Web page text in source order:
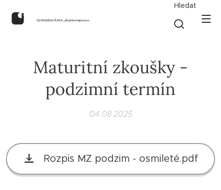
Gymnázium, Krnov,příspěvková organizace
Hledat
Maturitní zkoušky -
podzimní termín
04.08.2025
Rozpis MZ podzim - osmileté.pdf